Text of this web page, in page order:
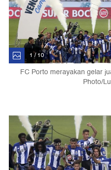
1 / 10
FC Porto merayakan gelar
Photo/